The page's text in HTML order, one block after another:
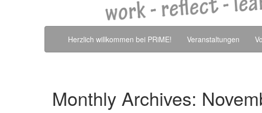
Herzlich willkommen bei PRiME! Veranstaltungen
Monthly Archives: